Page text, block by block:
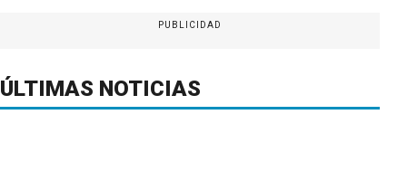
PUBLICIDAD
ÚLTIMAS NOTICIAS